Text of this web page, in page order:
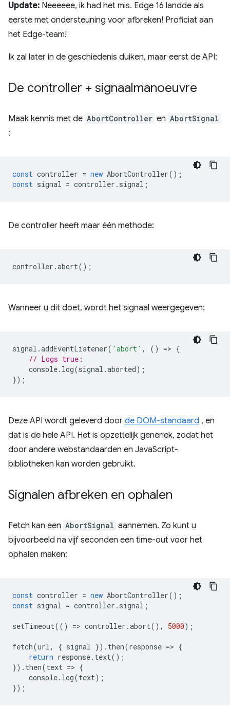
Update: Neeeeee, ik had het mis. Edge 16 landde als
eerste met ondersteuning voor afbreken! Proficiat aan
het Edge-team!
Ik zal later in de geschiedenis duiken, maar eerst de API:
De controller + signaalmanoeuvre
Maak kennis met de AbortController en AbortSignal
:
const controller = new AbortController();
const signal = controller . signal ;
De controller heeft maar één methode:
controller .abort();
Wanneer u dit doet, wordt het signaal weergegeven:
signal .addEventListener( 'abort' , () => {
// Logs true:
console. log(signal .aborted);
});
Deze API wordt geleverd door de DOM-standaard , en
dat is de hele API. Het is opzettelijk generiek, zodat het
door andere webstandaarden en JavaScript-
bibliotheken kan worden gebruikt.
Signalen afbreken en ophalen
Fetch kan een AbortSignal aannemen. Zo kunt u
bijvoorbeeld na vijf seconden een time-out voor het
ophalen maken:
const controller = new AbortController();
const signal = controller . signal ;
setTimeout(() => controller .abort(), 5000);
fetch(url, { signal }). then(response => {
return response. text();
}). then(text => {
console. log(text);
});